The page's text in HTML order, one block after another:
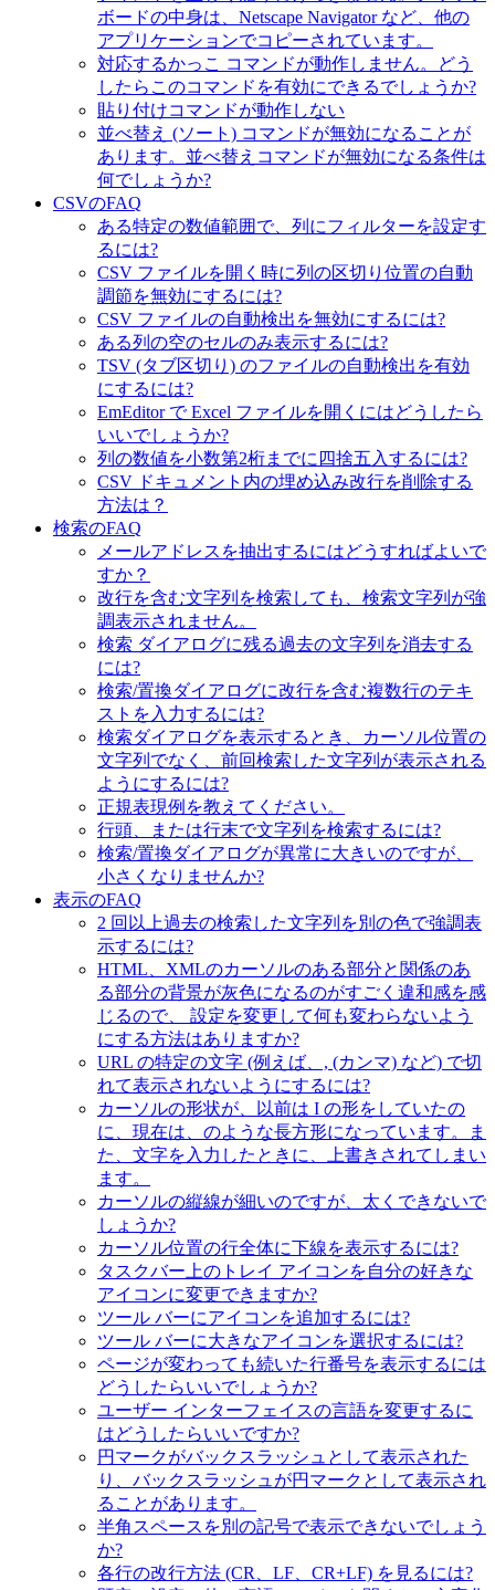
ボードの中身は、Netscape Navigator など、他の
アプリケーションでコピーされています。
対応するかっこ コマンドが動作しません。どう
したらこのコマンドを有効にできるでしょうか?
貼り付けコマンドが動作しない
並べ替え (ソート) コマンドが無効になることが
あります。並べ替えコマンドが無効になる条件は
何でしょうか?
CSVのFAQ
ある特定の数値範囲で、列にフィルターを設定す
るには?
CSV ファイルを開く時に列の区切り位置の自動
調節を無効にするには?
CSV ファイルの自動検出を無効にするには?
ある列の空のセルのみ表示するには?
TSV (タブ区切り) のファイルの自動検出を有効
にするには?
EmEditor で Excel ファイルを開くにはどうしたら
いいでしょうか?
列の数値を小数第2桁までに四捨五入するには?
CSV ドキュメント内の埋め込み改行を削除する
方法は？
検索のFAQ
メールアドレスを抽出するにはどうすればよいで
すか？
改行を含む文字列を検索しても、検索文字列が強
調表示されません。
検索 ダイアログに残る過去の文字列を消去する
には?
検索/置換ダイアログに改行を含む複数行のテキ
ストを入力するには?
検索ダイアログを表示するとき、カーソル位置の
文字列でなく、前回検索した文字列が表示される
ようにするには?
正規表現例を教えてください。
行頭、または行末で文字列を検索するには?
検索/置換ダイアログが異常に大きいのですが、
小さくなりませんか?
表示のFAQ
2 回以上過去の検索した文字列を別の色で強調表
示するには?
HTML、XMLのカーソルのある部分と関係のあ
る部分の背景が灰色になるのがすごく違和感を感
じるので、 設定を変更して何も変わらないよう
にする方法はありますか?
URL の特定の文字 (例えば、, (カンマ) など) で切
れて表示されないようにするには?
カーソルの形状が、以前は I の形をしていたの
に、現在は、のような長方形になっています。ま
た、文字を入力したときに、上書きされてしまい
ます。
カーソルの縦線が細いのですが、太くできないで
しょうか?
カーソル位置の行全体に下線を表示するには?
タスクバー上のトレイ アイコンを自分の好きな
アイコンに変更できますか?
ツール バーにアイコンを追加するには?
ツール バーに大きなアイコンを選択するには?
ページが変わっても続いた行番号を表示するには
どうしたらいいでしょうか?
ユーザー インターフェイスの言語を変更するに
はどうしたらいいですか?
円マークがバックスラッシュとして表示された
り、バックスラッシュが円マークとして表示され
ることがあります。
半角スペースを別の記号で表示できないでしょう
か?
各行の改行方法 (CR、LF、CR+LF) を見るには?